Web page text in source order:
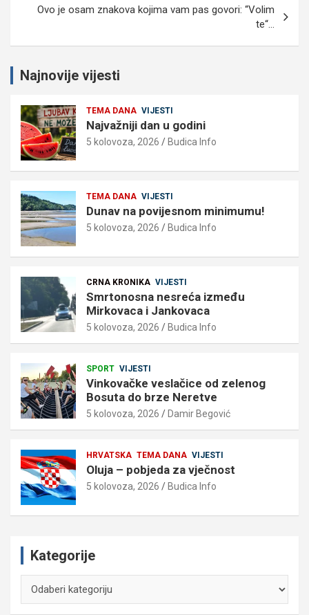
Ovo je osam znakova kojima vam pas govori: “Volim
te“…
Najnovije vijesti
TEMA DANA VIJESTI
Najvažniji dan u godini
5 kolovoza, 2026 Budica Info
TEMA DANA VIJESTI
Dunav na povijesnom minimumu!
5 kolovoza, 2026 Budica Info
CRNA KRONIKA VIJESTI
Smrtonosna nesreća između
Mirkovaca i Jankovaca
5 kolovoza, 2026 Budica Info
SPORT VIJESTI
Vinkovačke veslačice od zelenog
Bosuta do brze Neretve
5 kolovoza, 2026 Damir Begović
HRVATSKA TEMA DANA VIJESTI
Oluja – pobjeda za vječnost
5 kolovoza, 2026 Budica Info
Kategorije